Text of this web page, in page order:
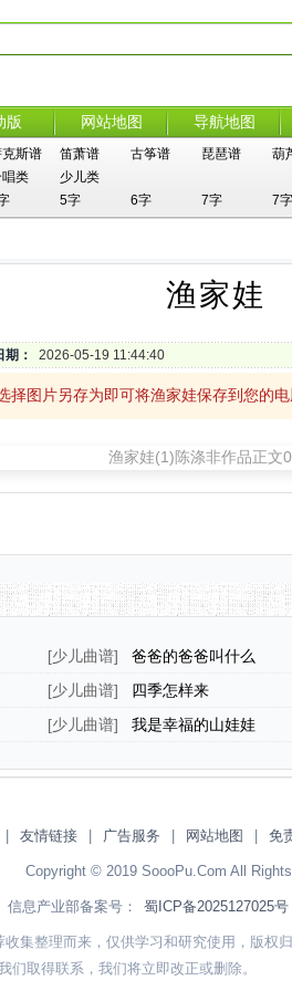
版 网站地图 导航地图
斯谱 笛萧谱 古筝谱 琵琶谱 葫
类
少儿类
5字 6字 7字 7
渔家娃
期： 2026-05-19 11:44:40
择图片另存为即可将渔家娃保存到您的
[少儿曲谱] 爸爸的爸爸叫什么
[少儿曲谱] 四季怎样来
[少儿曲谱] 我是幸福的山娃娃
友情链接 广告服务 网站地图 免
Copyright © 2019 SoooPu.Com All
信息产业部备案号： 蜀ICP备2025127025号
集整理而来，仅供学习和研究使用，版权
们取得联系，我们将立即改正或删除。